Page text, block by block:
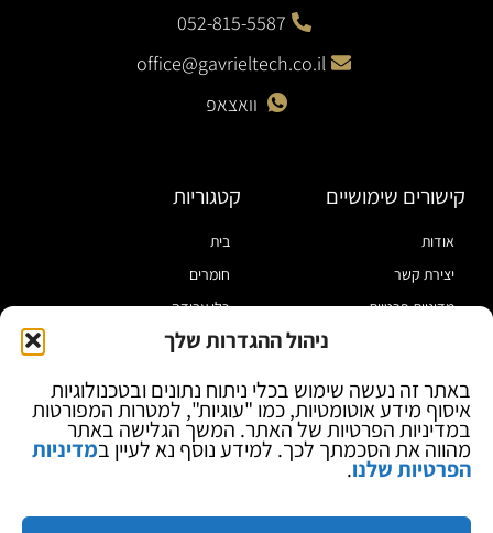
ניהול ההגדרות שלך
באתר זה נעשה שימוש בכלי ניתוח נתונים ובטכנולוגיות
איסוף מידע אוטומטיות, כמו "עוגיות", למטרות המפורטות
במדיניות הפרטיות של האתר. המשך הגלישה באתר
מהווה את הסכמתך לכך. למידע נוסף נא לעיין במדיניות
הפרטיות שלנו.
052-815-5587
office@gavrieltech.co.il
וואצאפ
קישורים שימושיים
אודות
יצירת קשר
מדיניות פרטיות
בלוג
קטגוריות
בית
חומרים
כלי עבודה
מוצרי הלחמה
ספקי כח ומודדים
ציוד אופטי להגדלה